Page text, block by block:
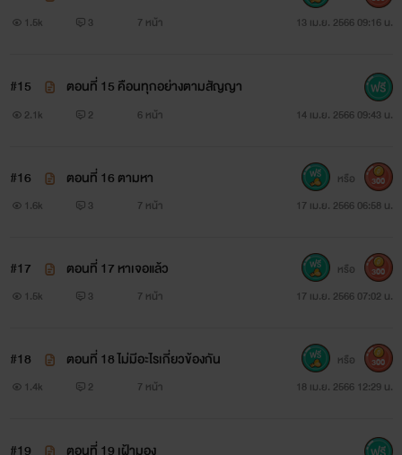
1.5k 3 7 หน้า 13 เม.ย. 2566 09:16 น.
#15 ตอนที่ 15 คือนทุกอย่างตามสัญญา
2.1k 2 6 หน้า 14 เม.ย. 2566 09:43 น.
#16 ตอนที่ 16 ตามหา
1.6k 3 7 หน้า 17 เม.ย. 2566 06:58 น.
หรือ 300
#17 ตอนที่ 17 หาเจอแล้ว
1.5k 3 7 หน้า 17 เม.ย. 2566 07:02 น.
หรือ 300
#18 ตอนที่ 18 ไม่มีอะไรเกี่ยวข้องกัน
1.4k 2 7 หน้า 18 เม.ย. 2566 12:29 น.
หรือ 300